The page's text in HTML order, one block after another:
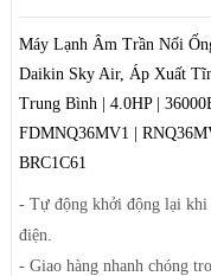
giúp điều tiết luồng gió ra
máy theo luồng tối ưu và
để khí mát có thể đến tận
góc phòng xa nhất.
Máy Lạnh Âm Trần Nối
Daikin Sky Air, Áp Xuất
Trung Bình | 4.0HP |
FDMNQ36MV1 |
BRC1C61
- Tự động khởi động lại khi
điện.
- Giao hàng nhanh chóng